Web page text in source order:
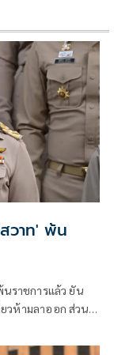
วาท' พ้น
ราชการแล้ว ยัน
วห้ามลาออก ส่วน